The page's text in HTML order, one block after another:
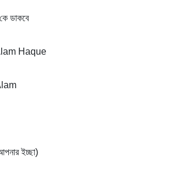
ডাকবে
Haque
ইচ্ছা)